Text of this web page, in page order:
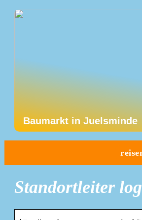
Baumarkt in Juelsminde
Standortleiter